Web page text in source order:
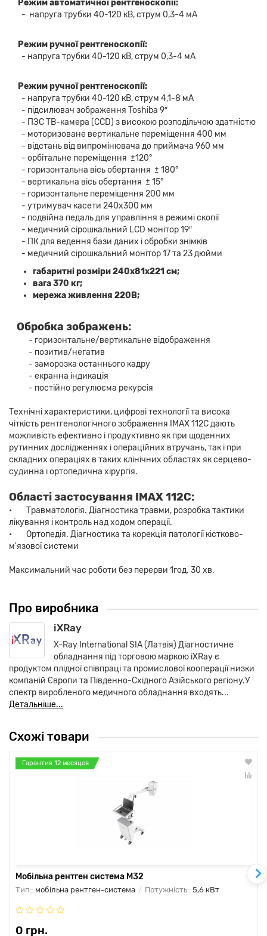
Режим автоматичної рентгеноскопії:
- напруга трубки 40-120 кВ, струм 0,3-4 мА
Режим ручної рентгеноскопії:
- напруга трубки 40-120 кВ, струм 0,3-4 мА
Режим ручної рентгеноскопії:
- напруга трубки 40-120 кВ, струм 4,1-8 мА
- підсилювач зображення Toshiba 9″
- ПЗС ТВ-камера (CCD) з високою розподільчою здатністю
- моторизоване вертикальне переміщення 400 мм
- відстань від випромінювача до приймача 960 мм
- орбітальне переміщення ±120°
- горизонтальна вісь обертання ± 180°
- вертикальна вісь обертання ± 15°
- горизонтальне переміщення 200 мм
- утримувач касети 240х300 мм
- подвійна педаль для управління в режимі скопії
- медичний сірошкальний LCD монітор 19″
- ПК для ведення бази даних і обробки знімків
- медичний сірошкальний монітор 17 та 23 дюйми
габаритні розміри 240х81х221 см;
вага 370 кг;
мережа живлення 220В;
Обробка зображень:
- горизонтальне/вертикальне відображення
- позитив/негатив
- заморозка останнього кадру
- екранна індикація
- постійно регулюєма рекурсія
Технічні характеристики, цифрові технології та висока
чіткість рентгенологічного зображення IMAX 112C дають
можливість ефективно і продуктивно як при щоденних
рутинних дослідженнях і операційних втручань, так і при
складних операціях в таких клінічних областях як серцево-
судинна і ортопедична хірургія.
Області застосування IMAX 112C:
• Травматологія. Діагностика травми, розробка тактики
лікування і контроль над ходом операції.
• Ортопедія. Діагностика та корекція патології кістково-
м'язової системи
Максимальний час роботи без перерви 1год. 30 хв.
Про виробника
iXRay
X-Ray International SIA (Латвія) Діагностичне
обладнання під торговою маркою iXRay є
продуктом плідної співпраці та промислової кооперації низки
компаній Європи та Південно-Східного Азійського регіону.У
спектр виробленого медичного обладнання входять...
Детальніше...
Схожі товари
Гарантия 12 месяцев
Мобільна рентген система М32
Тип:: мобільна рентген-система Потужність:: 5,6 кВт
0 грн.